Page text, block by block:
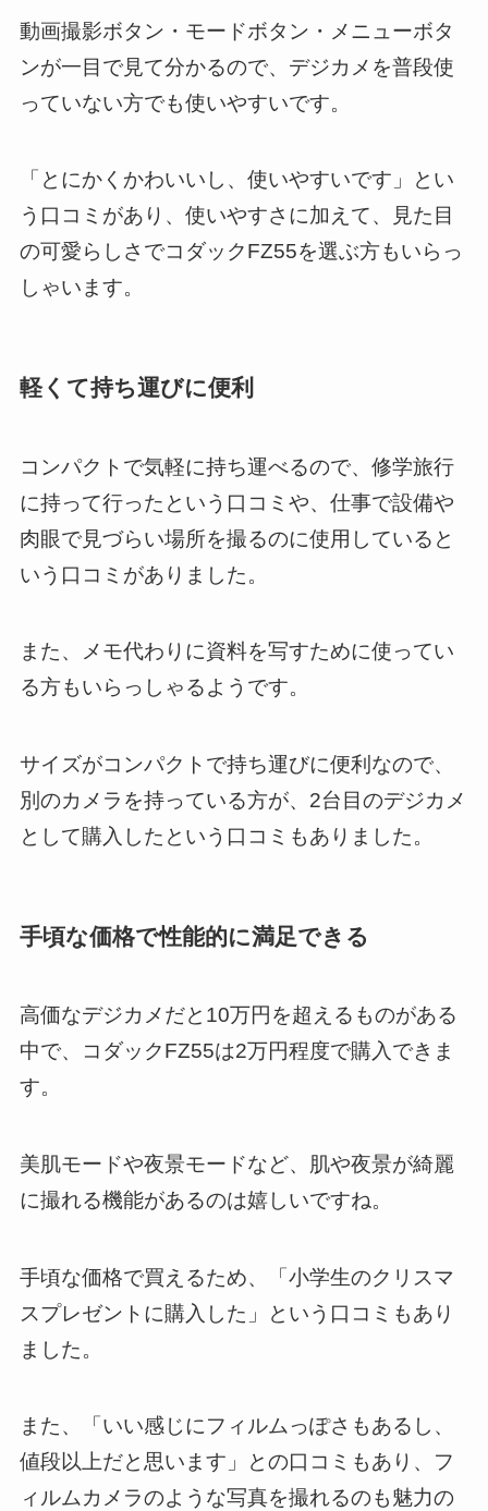
動画撮影ボタン・モードボタン・メニューボタ
ンが一目で見て分かるので、デジカメを普段使
っていない方でも使いやすいです。
「とにかくかわいいし、使いやすいです」とい
う口コミがあり、使いやすさに加えて、見た目
の可愛らしさでコダックFZ55を選ぶ方もいらっ
しゃいます。
軽くて持ち運びに便利
コンパクトで気軽に持ち運べるので、修学旅行
に持って行ったという口コミや、仕事で設備や
肉眼で見づらい場所を撮るのに使用していると
いう口コミがありました。
また、メモ代わりに資料を写すために使ってい
る方もいらっしゃるようです。
サイズがコンパクトで持ち運びに便利なので、
別のカメラを持っている方が、2台目のデジカメ
として購入したという口コミもありました。
手頃な価格で性能的に満足できる
高価なデジカメだと10万円を超えるものがある
中で、コダックFZ55は2万円程度で購入できま
す。
美肌モードや夜景モードなど、肌や夜景が綺麗
に撮れる機能があるのは嬉しいですね。
手頃な価格で買えるため、「小学生のクリスマ
スプレゼントに購入した」という口コミもあり
ました。
また、「いい感じにフィルムっぽさもあるし、
値段以上だと思います」との口コミもあり、フ
ィルムカメラのような写真を撮れるのも魅力の